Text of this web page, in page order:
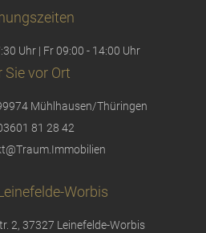
Uhr | Fr 09:00 - 14:00 Uhr
Sie vor Ort
Mühlhausen/Thüringen
81 28 42
Worbis
2, 37327 Leinefelde-Worbis